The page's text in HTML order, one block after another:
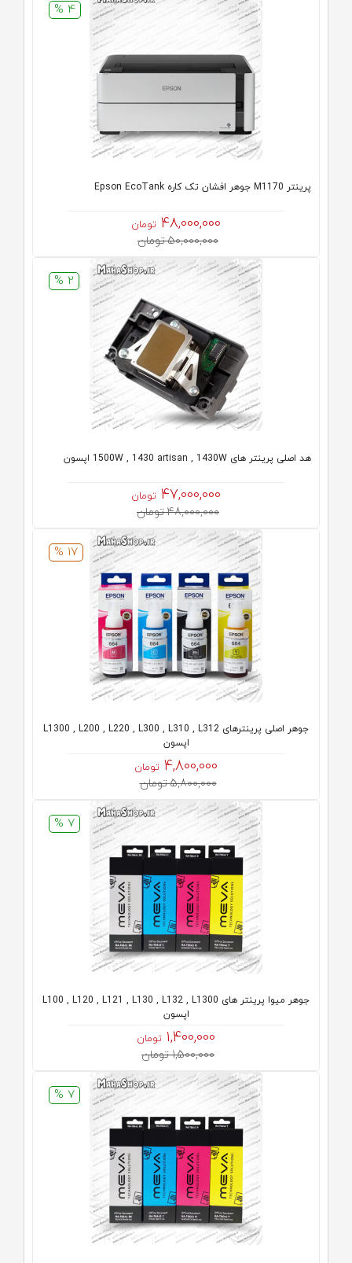
4 %
پرینتر M1170 جوهر افشان تک کاره Epson EcoTank
48,000,000 تومان
50,000,000 تومان
2 %
هد اصلی پرینتر های 1500W , 1430 artisan , 1430W اپسون
47,000,000 تومان
48,000,000 تومان
17 %
جوهر اصلی پرینترهای L1300 , L200 , L220 , L300 , L310 , L312
اپسون
4,800,000 تومان
5,800,000 تومان
7 %
جوهر میوا پرینتر های L100 , L120 , L121 , L130 , L132 , L1300
اپسون
1,400,000 تومان
1,500,000 تومان
7 %